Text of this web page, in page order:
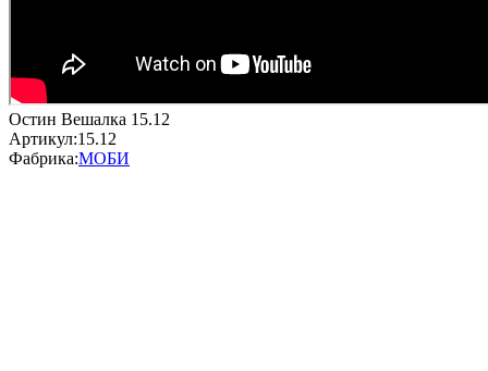
Остин Вешалка 15.12
Артикул:15.12
Фабрика:МОБИ